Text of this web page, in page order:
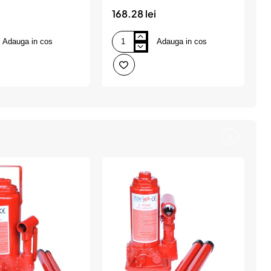
Adauga in cos
168.28 lei
Cric
hidraulic
8
tone
Adauga in cos